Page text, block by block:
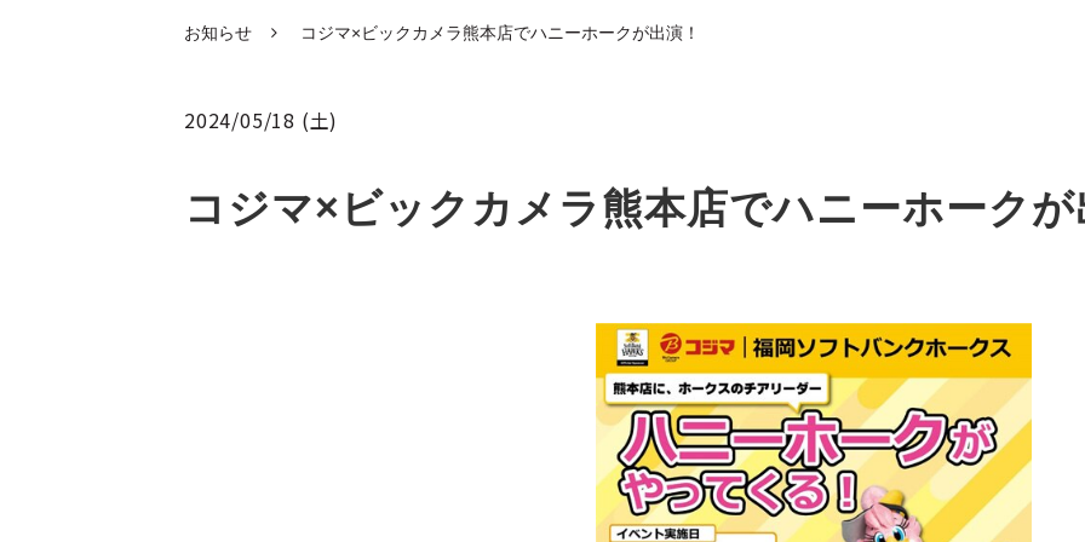
お知らせ コジマ×ビックカメラ熊本店でハニーホークが出演！
2024/05/18 (土)
コジマ×ビックカメラ熊本店でハニーホークが